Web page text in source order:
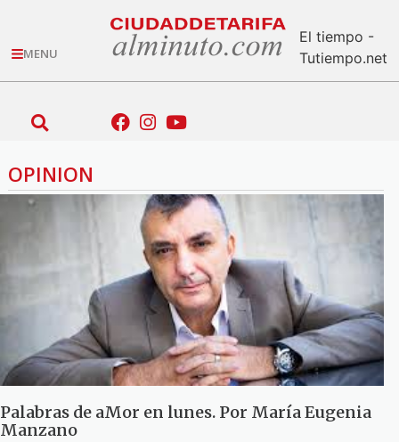
MENU
El tiempo -
Tutiempo.net
OPINION
Palabras de aMor en lunes. Por María Eugenia
Manzano